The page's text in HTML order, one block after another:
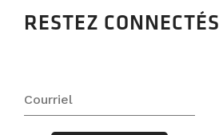
RESTEZ CONNECTÉS